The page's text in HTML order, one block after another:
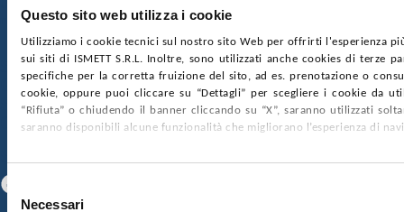
Questo sito web utilizza i cookie
Utilizziamo i cookie tecnici sul nostro sito Web per offrirti l'esperienza
sui siti di ISMETT S.R.L. Inoltre, sono utilizzati anche cookies di terze
specifiche per la corretta fruizione del sito, ad es. prenotazione o
cookie, oppure puoi cliccare su “Dettagli” per scegliere i cookie da
“Rifiuta” o chiudendo il banner cliccando su “X”, saranno utilizzati
saranno disponibili alcune funzionalità che migliorano l’esperienza di
Selezione
delNecessari
nr. REA PA-201818 P.I. 04544550827
SOCIETÀ TRASPARENTE WHISTLEBLOWING
GARE E CONTRATTIPRIVACYCOOKIE POLICY
SOSTIENICIMAPPA DEL SITOACCESSIBILITÀ
CONTATTI